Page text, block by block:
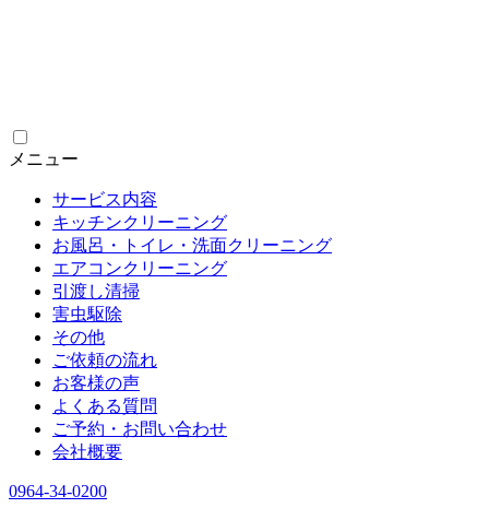
メニュー
サービス内容
キッチンクリーニング
お風呂・トイレ・洗面クリーニング
エアコンクリーニング
引渡し清掃
害虫駆除
その他
ご依頼の流れ
お客様の声
よくある質問
ご予約・お問い合わせ
会社概要
0964-34-0200